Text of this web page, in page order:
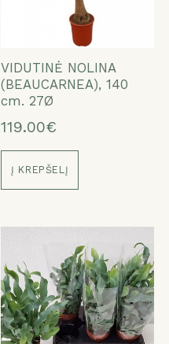
VIDUTINĖ NOLINA
(BEAUCARNEA), 140
cm. 27Ø
119.00€
Į KREPŠELĮ